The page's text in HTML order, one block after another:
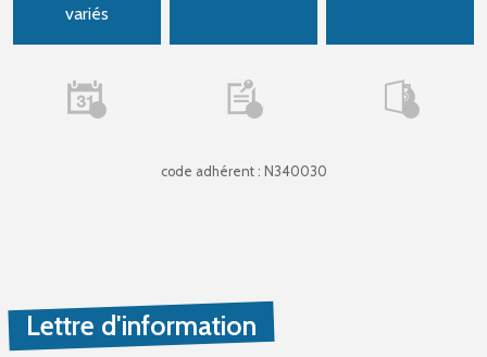
variés
code adhérent : N340030
Lettre d'information